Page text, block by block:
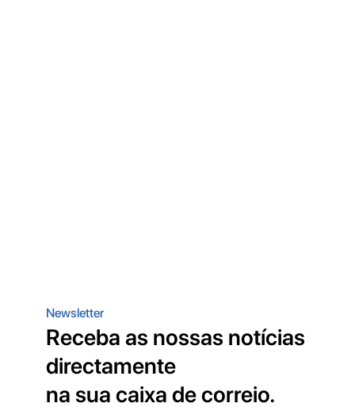
Newsletter
Receba as nossas notícias
directamente
na sua caixa de correio.